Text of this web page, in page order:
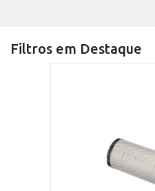
Filtros em Destaque